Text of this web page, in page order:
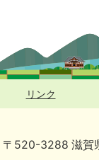
リンク
〒520-3288 滋賀